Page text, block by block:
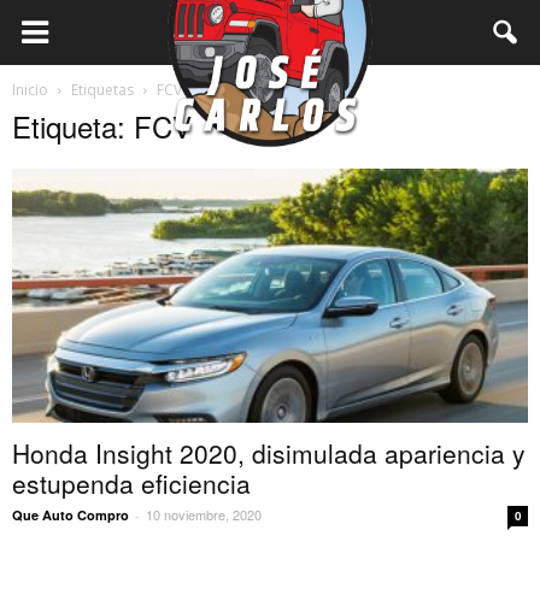
Inicio Etiquetas FCV
Etiqueta: FCV
Honda Insight 2020, disimulada apariencia y
estupenda eficiencia
Que Auto Compro - 10 noviembre, 2020 0